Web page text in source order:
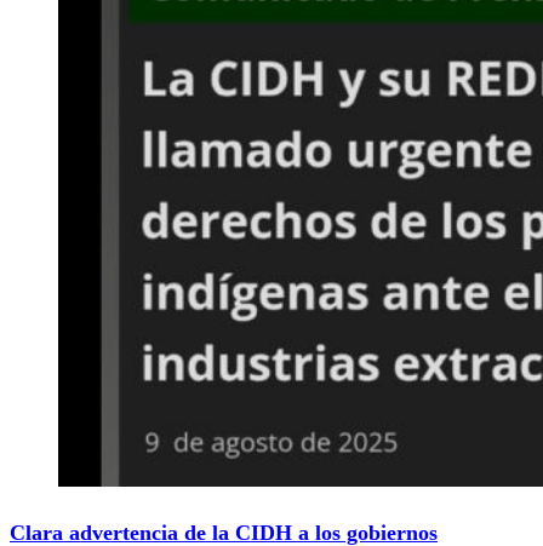
Clara advertencia de la CIDH a los gobiernos